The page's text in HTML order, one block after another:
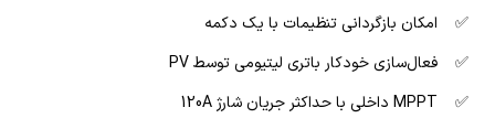
✅ امکان بازگردانی تنظیمات با یک دکمه
✅ فعال‌سازی خودکار باتری لیتیومی توسط PV
✅ MPPT داخلی با حداکثر جریان شارژ 120A